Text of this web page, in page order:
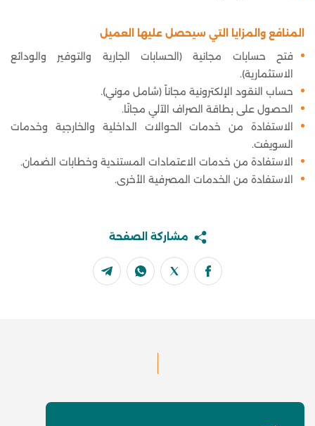
المنافع والمزايا التي سيحصل عليها العميل
فتح حسابات مجانية (الحسابات الجارية والتوفير والودائع
الاستثمارية).
حساب النقود الإلكترونية مجاناً (شامل موني).
الحصول على بطاقة الصراف الآلي مجانًا.
الاستفادة من خدمات الحوالات الداخلية والخارجية وخدمات
السويفت.
الاستفادة من خدمات الاعتمادات المستندية وخطابات الضمان.
الاستفادة من الخدمات المصرفية الأخرى.
مشاركة الصفحة